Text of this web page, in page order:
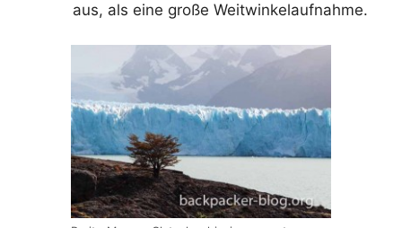
aus, als eine große Weitwinkelaufnahme.